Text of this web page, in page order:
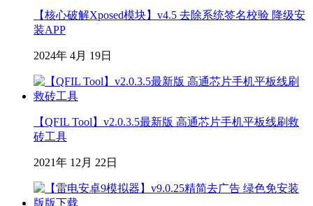
【核心破解Xposed模块】v4.5 去除系统签名校验 降级安
装APP
2024年 4月 19日
【QFIL Tool】v2.0.3.5最新版 高通芯片手机平板线刷救
砖工具
2021年 12月 22日